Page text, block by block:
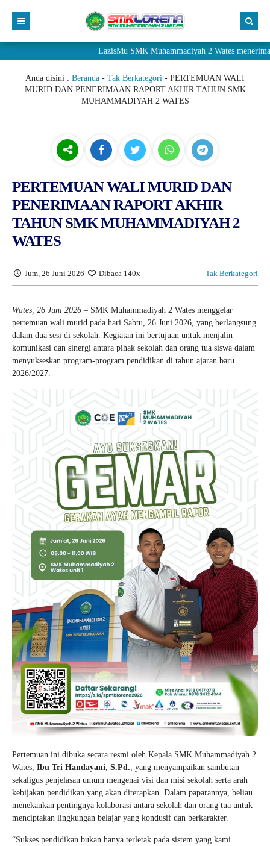
LazisMu SMK Muhammadiyah 2 Wates menerima
Anda disini : Beranda - Tak Berkategori - PERTEMUAN WALI
MURID DAN PENERIMAAN RAPORT AKHIR TAHUN SMK
MUHAMMADIYAH 2 WATES
PERTEMUAN WALI MURID DAN
PENERIMAAN RAPORT AKHIR
TAHUN SMK MUHAMMADIYAH 2
WATES
Jum, 26 Juni 2026 Dibaca 140x Tak Berkategori
Wates, 26 Juni 2026 – SMK Muhammadiyah 2 Wates menggelar
pertemuan wali murid pada hari Sabtu, 26 Juni 2026, yang berlangsung
dalam dua sesi di sekolah. Kegiatan ini bertujuan untuk menjalin
komunikasi dan sinergi antara pihak sekolah dan orang tua siswa dalam
menyukseskan program-program pendidikan di tahun ajaran baru
2026/2027.
Pertemuan ini dibuka secara resmi oleh Kepala SMK Muhammadiyah 2
Wates, Ibu Tri Handayani, S.Pd., yang menyampaikan sambutan
sekaligus penjelasan umum mengenai visi dan misi sekolah serta arah
kebijakan pendidikan yang akan diterapkan. Dalam paparannya, beliau
menekankan pentingnya kolaborasi antara sekolah dan orang tua untuk
menciptakan lingkungan belajar yang kondusif dan berkarakter.
“Sukses pendidikan bukan hanya terletak pada sistem yang kami